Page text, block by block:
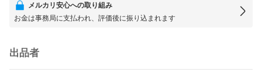
メルカリ安心への取り組み
お金は事務局に支払われ、評価後に振り込まれます
出品者